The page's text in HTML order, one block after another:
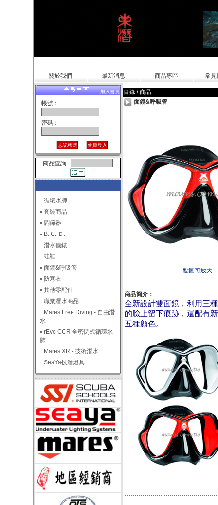
關於我們 最新消息 商品專區 常見
加入會員
帳號：
密碼：
商品查詢 :
循環水肺
套裝商品
調節器
B. C. Ｄ.
潛水儀錶
蛙鞋
面鏡&呼吸管
防寒衣
其他零配件
職業潛水商品
Mares Free Diving - 自由潛
水
rEvo CCR 全密閉式循環水
肺
Mares XR - 技術潛水
SeaYa技潛燈具
目錄 / 商品
面鏡&呼吸管
點圖可放大
商品簡介：
全新設計雙面鏡，利用三
的臉上留下痕跡，還配有
五種顏色。